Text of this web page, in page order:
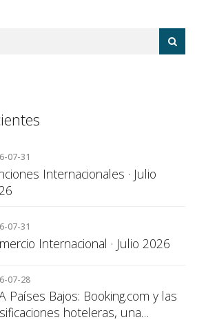
07-31
Internacionales · Julio
07-31
Internacional · Julio 2026
07-28
Países Bajos: Booking.com y las
hoteleras, una